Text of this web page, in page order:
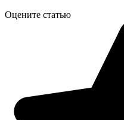
Оцените статью